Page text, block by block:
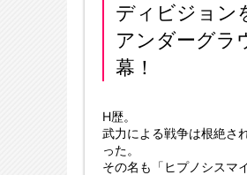
ディビジョン
アンダーグラ
幕！
H歴。
武力による戦争は根絶さ
った。
その名も「ヒプノシスマ